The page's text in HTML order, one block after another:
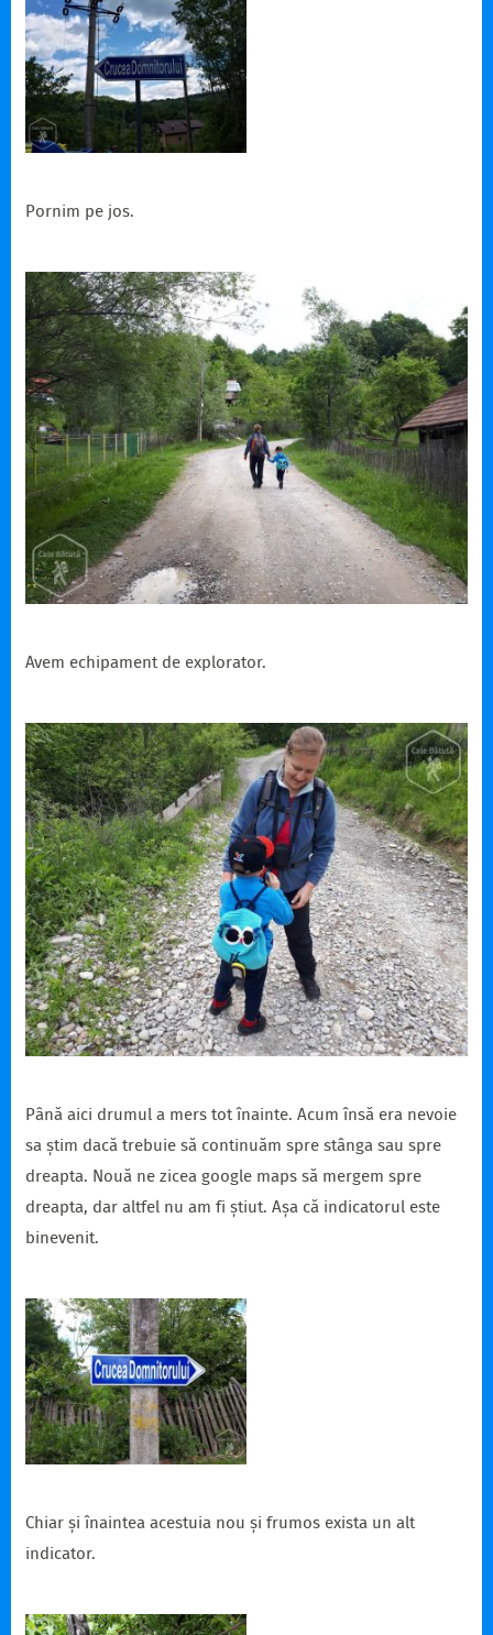
Pornim pe jos.
Avem echipament de explorator.
Până aici drumul a mers tot înainte. Acum însă era nevoie
sa știm dacă trebuie să continuăm spre stânga sau spre
dreapta. Nouă ne zicea google maps să mergem spre
dreapta, dar altfel nu am fi știut. Așa că indicatorul este
binevenit.
Chiar și înaintea acestuia nou și frumos exista un alt
indicator.